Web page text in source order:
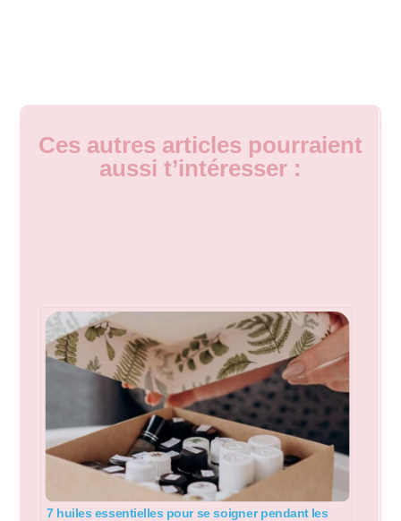
Ces autres articles pourraient
aussi t’intéresser :
7 huiles essentielles pour se soigner pendant les